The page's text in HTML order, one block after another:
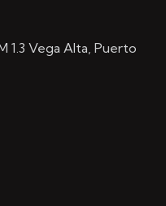
1.3 Vega Alta, Puerto